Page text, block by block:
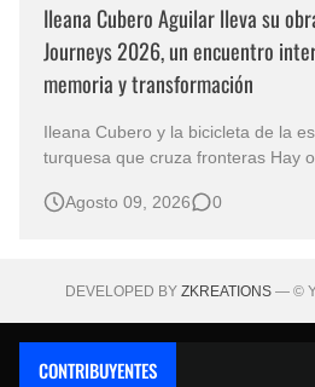
Ileana Cubero Aguilar lleva su
Journeys 2026, un encuentro
memoria y transformación
Ileana Cubero y la bicicleta de la
turquesa que cruza fronteras Hay obras que no necesitan
mundo reconocible. En Noche
Agosto 09, 2026 0
DEVELOPED BY ZKREATIONS— ©
CONTRIBUYENTES